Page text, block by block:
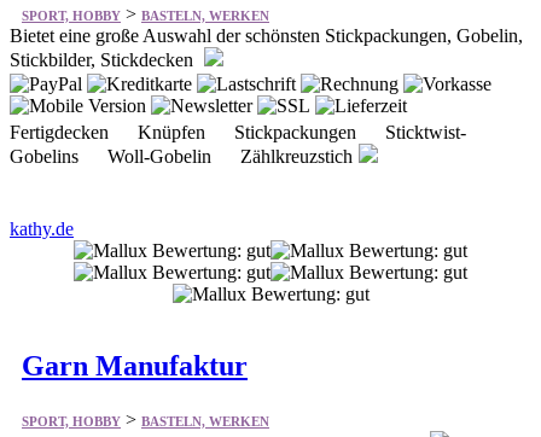
SPORT, HOBBY > BASTELN, WERKEN
Bietet eine große Auswahl der schönsten Stickpackungen, Gobelin,
Stickbilder, Stickdecken
Fertigdecken Knüpfen Stickpackungen Sticktwist-
Gobelins Woll-Gobelin Zählkreuzstich
kathy.de
Garn Manufaktur
SPORT, HOBBY > BASTELN, WERKEN